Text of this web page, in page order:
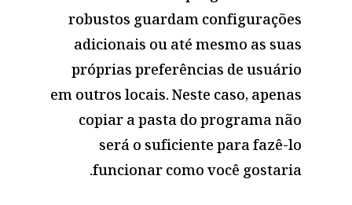
robustos guardam configurações
adicionais ou até mesmo as suas
próprias preferências de usuário
em outros locais. Neste caso, apenas
copiar a pasta do programa não
será o suficiente para fazê-lo
funcionar como você gostaria.